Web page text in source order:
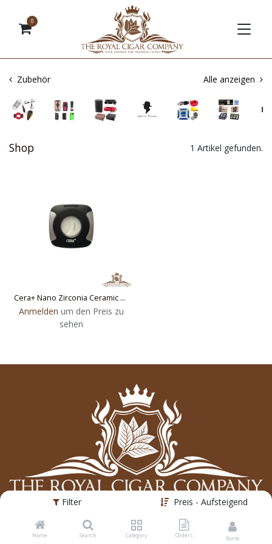
Filter Preis - Aufsteigend
Home Search Category Orders Konto
0
Zubehör Alle anzeigen
Shop 1 Artikel gefunden.
Cera+ Nano Zirconia Ceramic Cigar Cutter
Anmelden um den Preis zu
sehen
The Royal Cigar Company AG